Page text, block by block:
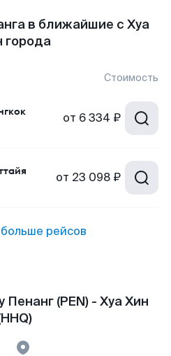
в ближайшие с Хуа
города
Стоимость
от 6 334 ₽
от 23 098 ₽
рейсов
(PEN) - Хуа Хин